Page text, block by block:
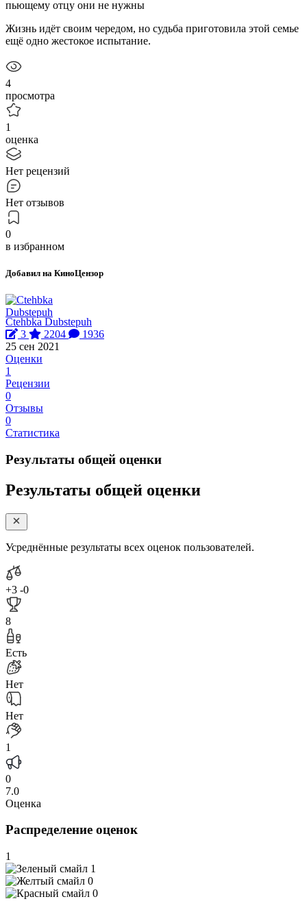
пьющему отцу они не нужны
Жизнь идёт своим чередом, но судьба приготовила этой семье
ещё одно жестокое испытание.
4
просмотра
1
оценка
Нет рецензий
Нет отзывов
0
в избранном
Добавил на КиноЦензор
Ctehbka Dubstepuh
3
2204
1936
25 сен 2021
Оценки
1
Рецензии
0
Отзывы
0
Статистика
Результаты общей оценки
Результаты общей оценки
Усреднённые результаты всех оценок пользователей.
+3 -0
8
Есть
Нет
Нет
1
0
7.0
Оценка
Распределение оценок
1
1
0
0